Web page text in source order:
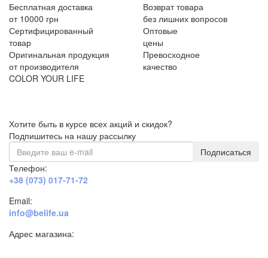
Бесплатная доставка
от 10000 грн
Возврат товара
без лишних вопросов
Сертифицированный
товар
Оптовые
цены
Оригинальная продукция
от производителя
Превосходное
качество
COLOR YOUR LIFE
Хотите быть в курсе всех акций и скидок?
Подпишитесь на нашу рассылку
Подписаться
Телефон:
+38 (073) 017-71-72
Email:
info@belife.ua
Адрес магазина: